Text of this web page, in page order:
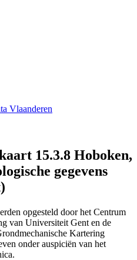
Vlaanderen
15.3.8 Hoboken,
gegevens
opgesteld door het Centrum
van Universiteit Gent en de
Kartering
onder auspiciën van het